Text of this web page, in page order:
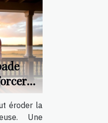
éroder la
Une